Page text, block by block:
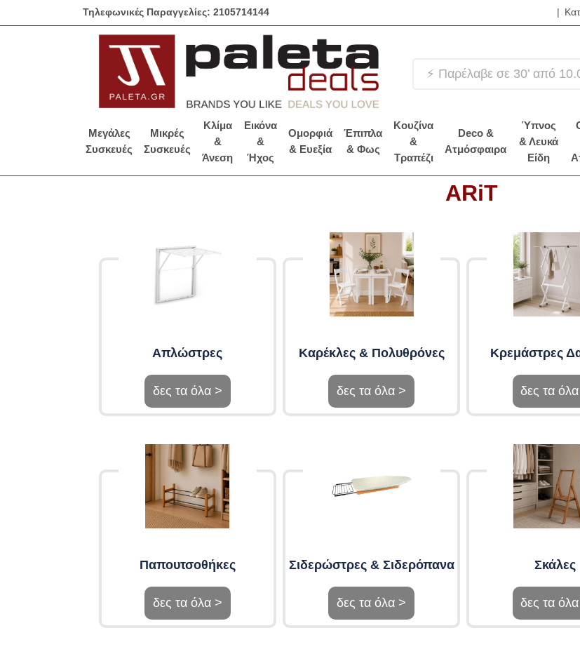
Τηλεφωνικές Παραγγελίες: 2105714144
❤
Μεγάλες
Συσκευές
Μικρές
Συσκευές
Κλίμα
&
Άνεση
Εικόνα
&
Ήχος
Ομορφιά
& Ευεξία
Έπιπλα
& Φως
Κουζίνα
&
Τραπέζι
Deco &
Ατμόσφαιρα
Ύπνος
& Λευκά
Είδη
ARiT
Απλώστρες
δες τα όλα >
Καρέκλες & Πολυθρόνες
δες τα όλα >
Κρεμάστρες
δες τα
Παπουτσοθήκες
δες τα όλα >
Σιδερώστρες & Σιδερόπανα
δες τα όλα >
Σκάλες
δες τα